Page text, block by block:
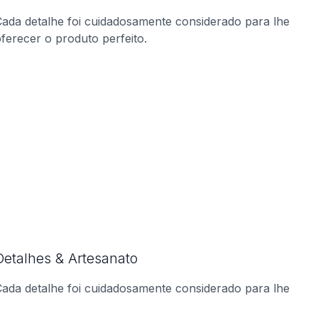
detalhe foi cuidadosamente considerado para lhe
o produto perfeito.
& Artesanato
detalhe foi cuidadosamente considerado para lhe